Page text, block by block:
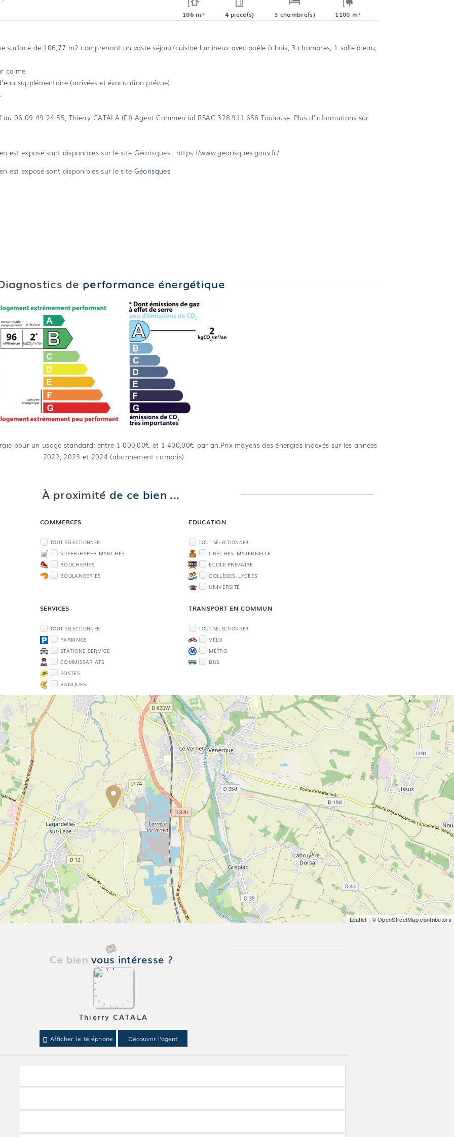
106 m² 4 pièce(s) 3 chambre(s) 1100 m²
surface de 106,77 m2 comprenant un vaste séjour/cuisine lumineux avec poêle à bois, 3 chambres, 1 salle d'eau,
calme
supplémentaire (arrivées et évacuation prévue).
06 09 49 24 55, Thierry CATALA (EI) Agent Commercial RSAC 328.911.656 Toulouse. Plus d'informations sur
est exposé sont disponibles sur le site Géorisques : https://www.georisques.gouv.fr/
est exposé sont disponibles sur le site Géorisques
de performance énergétique
pour un usage standard: entre 1 000,00€ et 1 400,00€ par an.Prix moyens des énergies indexés sur les années
2022, 2023 et 2024 (abonnement compris)
À proximité de ce bien ...
COMMERCES
TOUT SÉLECTIONNER
SUPER/HYPER MARCHÉS
BOUCHERIES
BOULANGERIES
EDUCATION
TOUT SÉLECTIONNER
CRÈCHES, MATERNELLE
ECOLE PRIMAIRE
COLLÈGES, LYCÉES
UNIVERSITÉ
SERVICES
TOUT SÉLECTIONNER
PARKINGS
STATIONS SERVICE
COMMISSARIATS
POSTES
BANQUES
TRANSPORT EN COMMUN
TOUT SÉLECTIONNER
VÉLO
MÉTRO
BUS
Leaflet | © OpenStreetMap contributors
Ce bienvous intéresse ?
Thierry CATALA
Afficher le téléphone Découvrir l'agent